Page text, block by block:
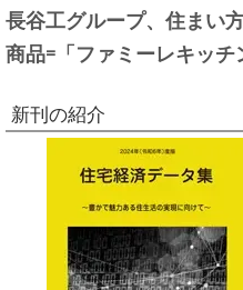
長谷工グループ、住まい
商品=「ファミーレキッ
新刊の紹介